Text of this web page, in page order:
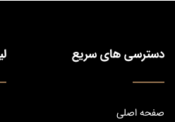
دسترسی های سریع
صفحه اصلی